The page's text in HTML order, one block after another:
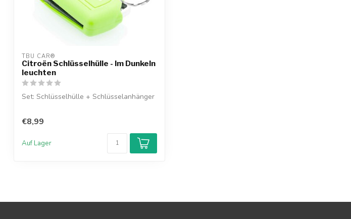
TBU CAR®
Citroën Schlüsselhülle - Im Dunkeln
leuchten
Set: Schlüsselhülle + Schlüsselanhänger
€8,99
Auf Lager